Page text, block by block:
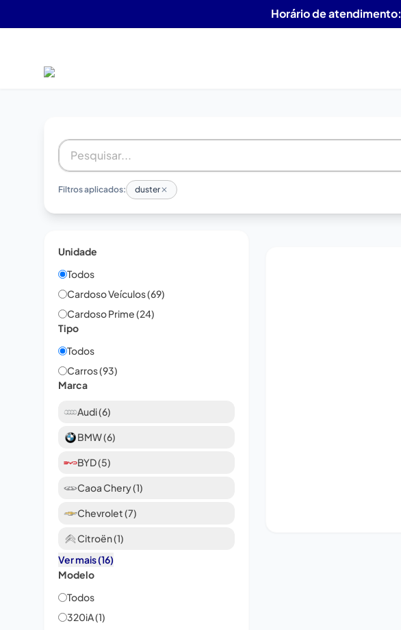
Horário de atendimento:
Filtros aplicados: duster
Unidade
Todos
Cardoso Veículos (69)
Cardoso Prime (24)
Tipo
Todos
Carros (93)
Marca
Audi (6)
BMW (6)
BYD (5)
Caoa Chery (1)
Chevrolet (7)
Citroën (1)
Ver mais (16)
Modelo
Todos
320iA (1)